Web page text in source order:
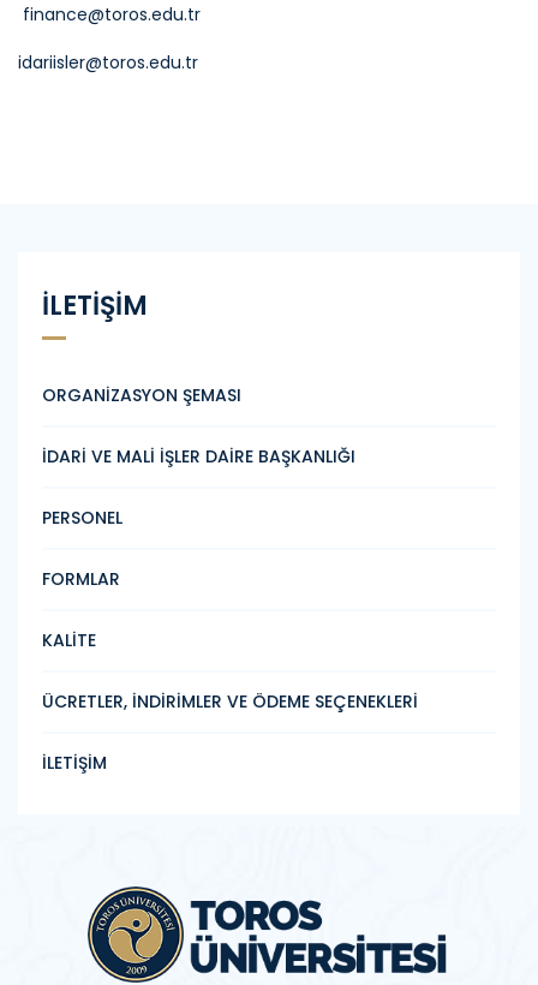
finance@toros.edu.tr
idariisler@toros.edu.tr
İLETİŞİM
ORGANİZASYON ŞEMASI
İDARİ VE MALİ İŞLER DAİRE BAŞKANLIĞI
PERSONEL
FORMLAR
KALİTE
ÜCRETLER, İNDİRİMLER VE ÖDEME SEÇENEKLERİ
İLETİŞİM